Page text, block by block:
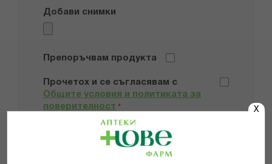
X
Добави снимки
Препоръчвам продукта
Прочетох и се съгласявам с
Общите условия и политиката за
поверителност *
ИЗПРАТИ